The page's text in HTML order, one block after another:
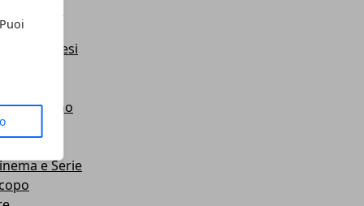
& Cosmesi
e Serie